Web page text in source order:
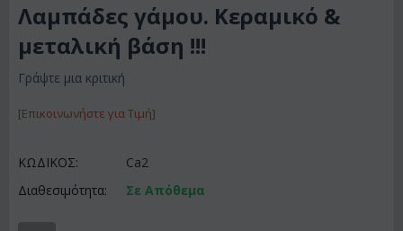
Λαμπάδες γάμου. Κεραμικό &
μεταλική βάση !!!
Γράψτε μια κριτική
[Επικοινωνήστε για Τιμή]
ΚΩΔΙΚΟΣ:
Ca2
Διαθεσιμότητα:
Σε Απόθεμα